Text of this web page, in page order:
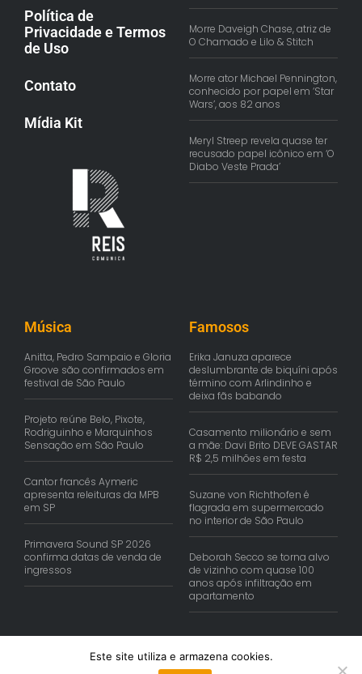
Política de
Privacidade e Termos
de Uso
Contato
Mídia Kit
Morre Daveigh Chase, atriz de
O Chamado e Lilo & Stitch
Morre ator Michael Pennington,
conhecido por papel em ‘Star
Wars’, aos 82 anos
Meryl Streep revela quase ter
recusado papel icônico em ‘O
Diabo Veste Prada’
Música
Anitta, Pedro Sampaio e Gloria
Groove são confirmados em
festival de São Paulo
Projeto reúne Belo, Pixote,
Rodriguinho e Marquinhos
Sensação em São Paulo
Cantor francês Aymeric
apresenta releituras da MPB
em SP
Primavera Sound SP 2026
confirma datas de venda de
ingressos
Famosos
Erika Januza aparece
deslumbrante de biquíni após
término com Arlindinho e
deixa fãs babando
Casamento milionário e sem
a mãe: Davi Brito DEVE GASTAR
R$ 2,5 milhões em festa
Suzane von Richthofen é
flagrada em supermercado
no interior de São Paulo
Deborah Secco se torna alvo
de vizinho com quase 100
anos após infiltração em
apartamento
Este site utiliza e armazena cookies.